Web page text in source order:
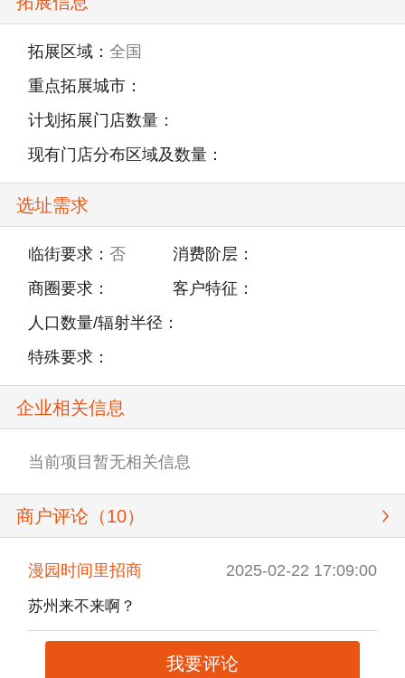
拓展区域： 全国
重点拓展城市：
计划拓展门店数量：
现有门店分布区域及数量：
选址需求
临街要求： 否
消费阶层：
商圈要求：
客户特征：
人口数量/辐射半径：
特殊要求：
企业相关信息
当前项目暂无相关信息
商户评论（10）
漫园时间里招商 2025-02-22 17:09:00
苏州来不来啊？
我要评论